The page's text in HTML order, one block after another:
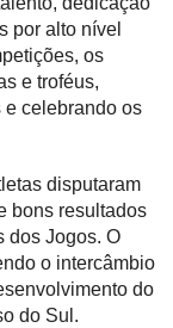
por alto nível
os
e troféus,
celebrando os
disputaram
bons resultados
dos Jogos. O
o intercâmbio
do
do Sul.